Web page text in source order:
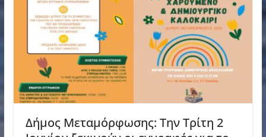
Δήμος Μεταμόρφωσης: Την Τρίτη 2